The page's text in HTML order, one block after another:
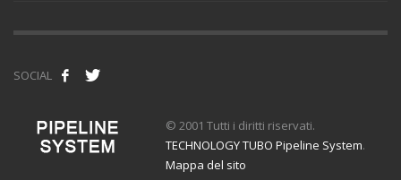
SOCIAL
© 2001 Tutti i diritti riservati.
TECHNOLOGY TUBO Pipeline System.
Mappa del sito